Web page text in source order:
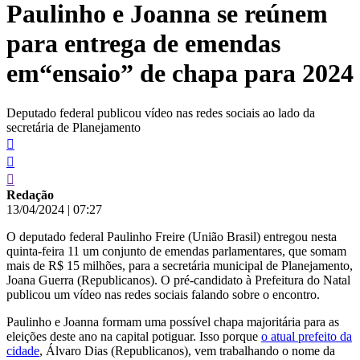
conteúdo
Paulinho e Joanna se reúnem
para entrega de emendas
em“ensaio” de chapa para 2024
Deputado federal publicou vídeo nas redes sociais ao lado da
secretária de Planejamento
Redação
13/04/2024 | 07:27
O deputado federal Paulinho Freire (União Brasil) entregou nesta
quinta-feira 11 um conjunto de emendas parlamentares, que somam
mais de R$ 15 milhões, para a secretária municipal de Planejamento,
Joana Guerra (Republicanos). O pré-candidato à Prefeitura do Natal
publicou um vídeo nas redes sociais falando sobre o encontro.
Paulinho e Joanna formam uma possível chapa majoritária para as
eleições deste ano na capital potiguar. Isso porque o atual prefeito da
cidade, Álvaro Dias (Republicanos), vem trabalhando o nome da